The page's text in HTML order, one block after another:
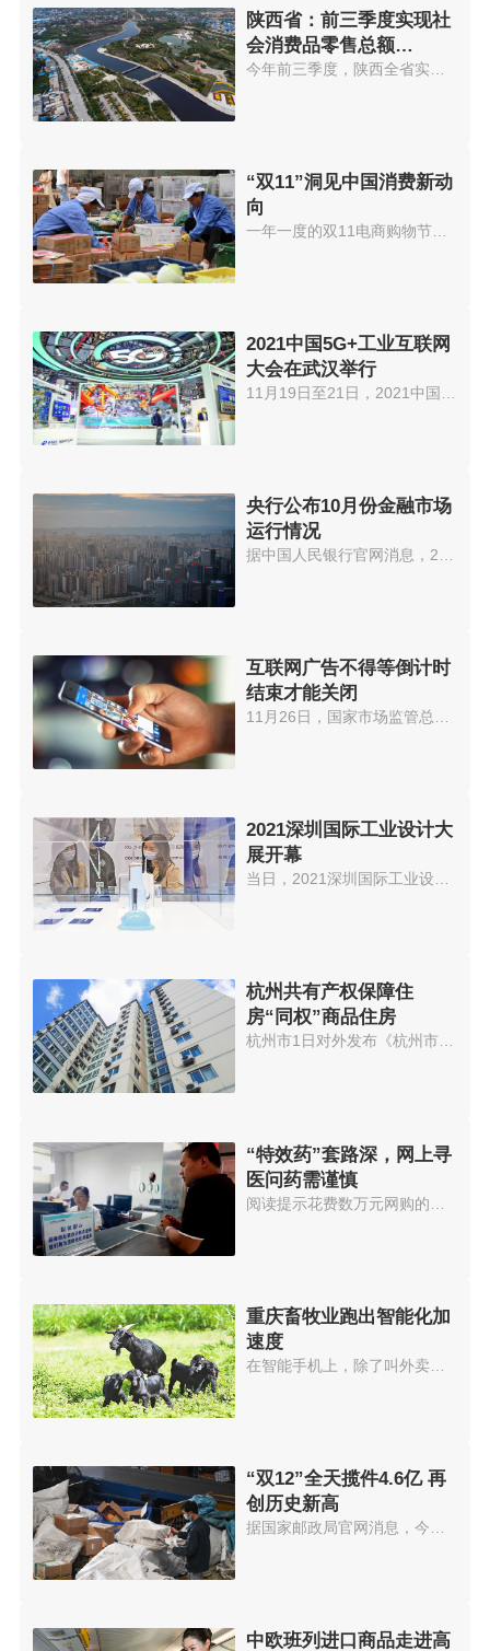
陕西省：前三季度实现社
会消费品零售总额
7415.78亿元
“双11”洞见中国消费新动
向
一年一度的双11电商购物节，再次...
2021中国5G+工业互联网
大会在武汉举行
央行公布10月份金融市场
运行情况
互联网广告不得等倒计时
结束才能关闭
2021深圳国际工业设计大
展开幕
当日，2021深圳国际工业设计大展...
杭州共有产权保障住
房“同权”商品住房
杭州市1日对外发布《杭州市共有...
“特效药”套路深，网上寻
医问药需谨慎
重庆畜牧业跑出智能化加
速度
在智能手机上，除了叫外卖、打车...
“双12”全天揽件4.6亿 再
创历史新高
中欧班列进口商品走进高